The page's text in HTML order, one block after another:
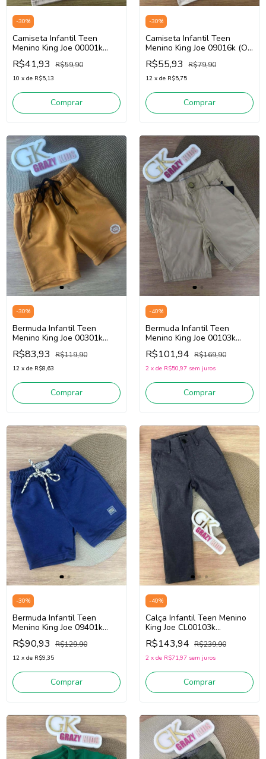
-30%
Camiseta Infantil Teen
Menino King Joe 00001k
(Rosa)
R$41,93 R$59,90
10 x de R$5,13
Comprar
-30%
Camiseta Infantil Teen
Menino King Joe 09016k (Off
White)
R$55,93 R$79,90
12 x de R$5,75
Comprar
-30%
Bermuda Infantil Teen
Menino King Joe 00301k
(Laranja)
R$83,93 R$119,90
12 x de R$8,63
Comprar
-40%
Bermuda Infantil Teen
Menino King Joe 00103k
(Palha)
R$101,94 R$169,90
2 x de R$50,97 sem juros
Comprar
-30%
Bermuda Infantil Teen
Menino King Joe 09401k
(Azul)
R$90,93 R$129,90
12 x de R$9,35
Comprar
-40%
Calça Infantil Teen Menino
King Joe CL00103k
(Chumbo)
R$143,94 R$239,90
2 x de R$71,97 sem juros
Comprar